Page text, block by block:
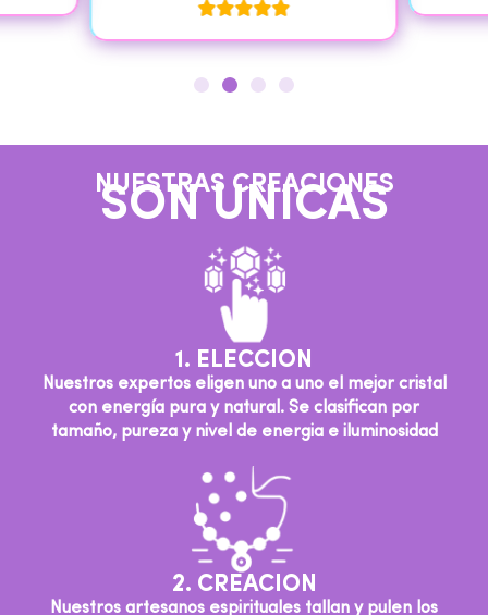
NUESTRAS CREACIONES
SON UNICAS
1. ELECCION
Nuestros expertos eligen uno a uno el mejor cristal
con energía pura y natural. Se clasifican por
tamaño, pureza y nivel de energia e iluminosidad
2. CREACION
Nuestros artesanos espirituales tallan y pulen los